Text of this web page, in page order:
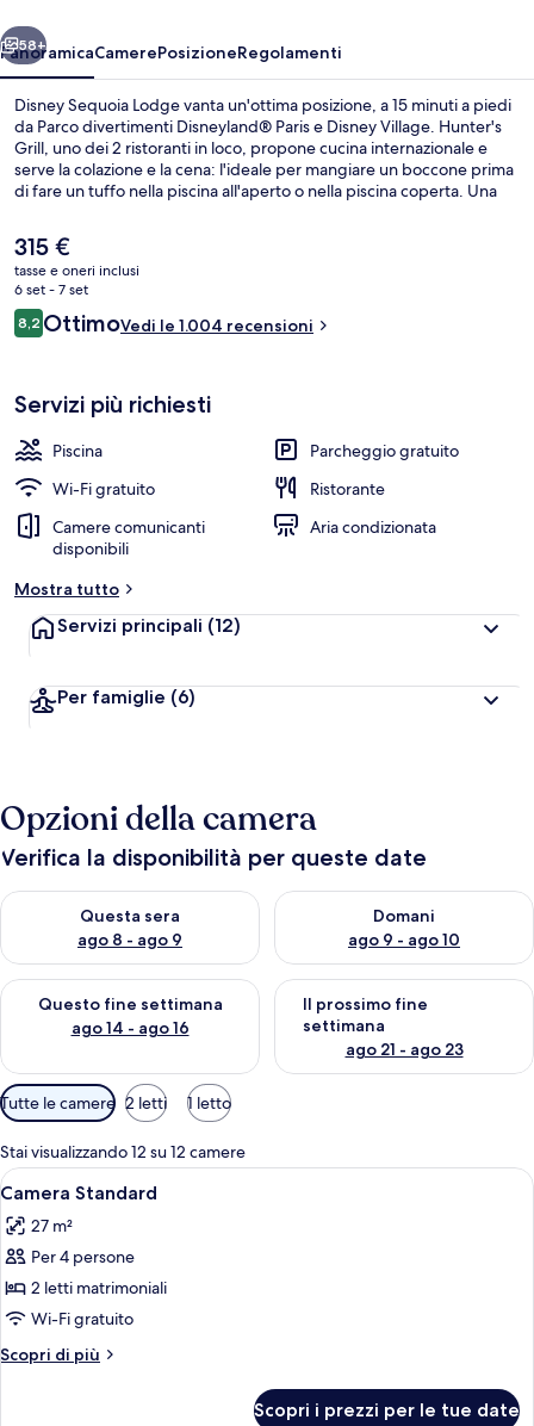
Avanti
58+
PanoramicaCamerePosizioneRegolamenti
Disney Sequoia Lodge vanta un'ottima posizione, a 15 minuti a piedi
da Parco divertimenti Disneyland® Paris e Disney Village. Hunter's
Grill, uno dei 2 ristoranti in loco, propone cucina internazionale e
serve la colazione e la cena: l'ideale per mangiare un boccone prima
di fare un tuffo nella piscina all'aperto o nella piscina coperta. Una
incontri con i personaggi del parco a tema sono gli altri punti di forza
della struttura. Altri viaggiatori apprezzano il personale gentile della
struttura. I mezzi pubblici sono a poca distanza: Stazione RER di
Marne la Vallée-Chessy è a 10 min a piedi.
Il
prezzo
attuale
è
315 €
315 €
tasse e oneri inclusi
6 set - 7 set
Recensioni
8,28,2 su 10
OttimoVedi le 1.004 recensioni
Servizi più richiesti
Piscina
Parcheggio gratuito
Wi-Fi gratuito
Ristorante
Camere comunicanti
disponibili
Aria condizionata
Mostra tutto
Servizi principali (12)
Per famiglie (6)
Opzioni della camera
Verifica la disponibilità per queste date
Questa sera
ago 8 - ago 9
Verifica la disponibilità per questa sera, ago 8 - ago 9
Domani
ago 9 - ago 10
Verifica la disponibilità per
Questo fine settimana
ago 14 - ago 16
Verifica la disponibilità per questo fine settimana, ago 14 -
Il prossimo fine
settimana
ago 21 - ago 23
Verifica la disponibilità per il
Filtri
disponibili
per
le
camere
Tutte le camere 2 letti 1 letto
Stai visualizzando 12 su 12 camere
Apri
tutte
le
foto
per
Camera
Standard
Una camera d'albergo con due letti,
7
Camera Standard
27 m²
Per 4 persone
2 letti matrimoniali
Wi-Fi gratuito
Scopri di più
Altri
Scopri i prezzi per le tue date